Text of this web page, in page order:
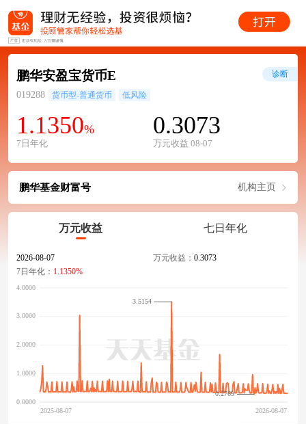
鹏华安盈宝货币E
019288 货币型-普通货币 低风险
1.1350%
7日年化
0.3073
万元收益 08-07
诊断
鹏华基金财富号 机构主页
万元收益 七日年化
2026-08-07 万元收益： 0.3073
7日年化： 1.1350%
0.2769
3.5154